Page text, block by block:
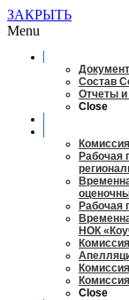
ЗАКРЫТЬ
Menu
Состав
Отчеты
Close
Рабочая
Рабочая
НОК
Close